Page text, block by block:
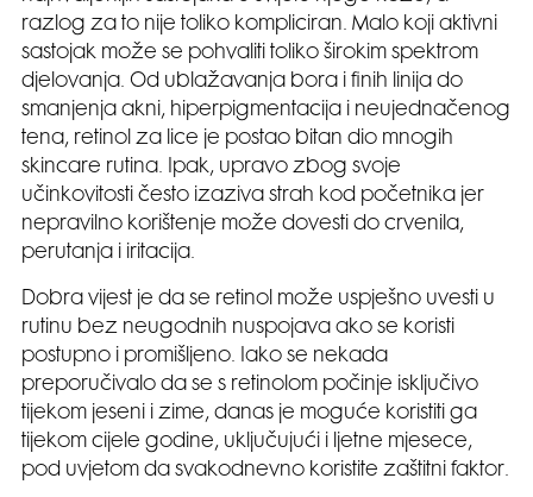
razlog za to nije toliko kompliciran. Malo koji aktivni
sastojak može se pohvaliti toliko širokim spektrom
djelovanja. Od ublažavanja bora i finih linija do
smanjenja akni, hiperpigmentacija i neujednačenog
tena, retinol za lice je postao bitan dio mnogih
skincare rutina. Ipak, upravo zbog svoje
učinkovitosti često izaziva strah kod početnika jer
nepravilno korištenje može dovesti do crvenila,
perutanja i iritacija.
Dobra vijest je da se retinol može uspješno uvesti u
rutinu bez neugodnih nuspojava ako se koristi
postupno i promišljeno. Iako se nekada
preporučivalo da se s retinolom počinje isključivo
tijekom jeseni i zime, danas je moguće koristiti ga
tijekom cijele godine, uključujući i ljetne mjesece,
pod uvjetom da svakodnevno koristite zaštitni faktor.